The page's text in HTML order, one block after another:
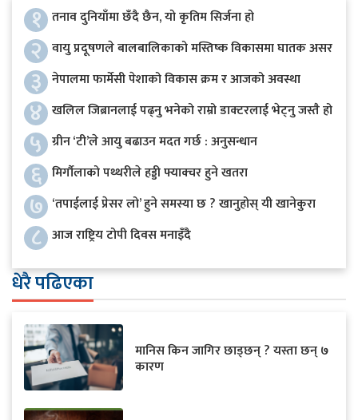
१ तनाव दुनियाँमा छँदै छैन, यो कृतिम सिर्जना हो
२ वायु प्रदूषणले बालबालिकाको मस्तिष्क विकासमा घातक असर
३ नेपालमा फार्मेसी पेशाको विकास क्रम र आजको अवस्था
४ खलिल जिब्रानलाई पढ्नु भनेको राम्रो डाक्टरलाई भेट्नु जस्तै हो
५ ग्रीन ‘टी’ले आयु बढाउन मदत गर्छ : अनुसन्धान
६ मिर्गौलाको पथ्थरीले हड्डी फ्याक्चर हुने खतरा
७ ‘तपाईलाई प्रेसर लो’ हुने समस्या छ ? खानुहोस् यी खानेकुरा
८ आज राष्ट्रिय टोपी दिवस मनाइँदै
धेरै पढिएका
मानिस किन जागिर छाड्छन् ? यस्ता छन् ७
कारण